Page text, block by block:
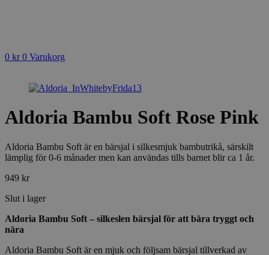
0 kr 0 Varukorg
Aldoria Bambu Soft Rose Pink
Aldoria Bambu Soft är en bärsjal i silkesmjuk bambutrikå, särskilt
lämplig för 0-6 månader men kan användas tills barnet blir ca 1 år.
949 kr
Slut i lager
Aldoria Bambu Soft – silkeslen bärsjal för att bära tryggt och
nära
Aldoria Bambu Soft är en mjuk och följsam bärsjal tillverkad av